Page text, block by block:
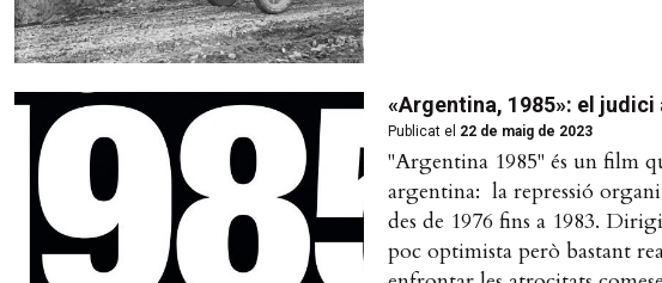
«Argentina, 1985»: el
Publicat el 22 de maig de 2023
"Argentina 1985" és un film
argentina: la repressió
des de 1976 fins a 1983.
poc optimista però bastant